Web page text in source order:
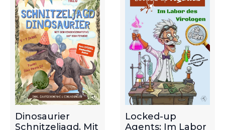
Dinosaurier
Schnitzeljagd. Mit
Locked-up
Agents: Im Labor